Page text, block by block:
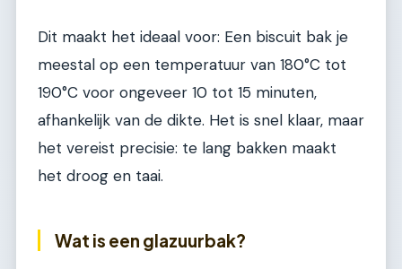
Dit maakt het ideaal voor: Een biscuit bak je
meestal op een temperatuur van 180°C tot
190°C voor ongeveer 10 tot 15 minuten,
afhankelijk van de dikte. Het is snel klaar, maar
het vereist precisie: te lang bakken maakt
het droog en taai.
Wat is een glazuurbak?